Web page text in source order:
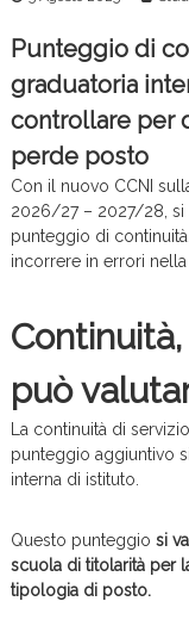
Punteggio di
graduatoria
controllare per
perde posto
Con il nuovo CCNI
2026/27 – 2027/28,
punteggio di
incorrere in errori nella
può
La continuità di
punteggio aggiuntivo
interna di istituto.
Questo punteggio si
scuola di titolarità per
tipologia di posto.